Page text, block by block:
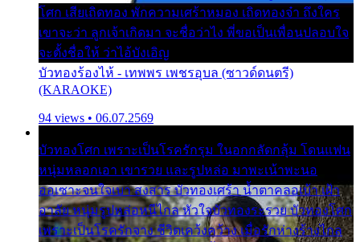
โศก เสียเถิดทอง พักความเศร้าหมอง เถิดทองจ๋า ถึงใคร
เขาจะว่า ลูกเจ้าเกิดมา จะชื่อว่าไง พี่ขอเป็นเพื่อนปลอบใจ
จะตั้งชื่อให้ ว่าไอ้บังเอิญ
บัวทองร้องไห้ - เทพพร เพชรอุบล (ซาวด์ดนตรี)
(KARAOKE)
94 views • 06.07.2569
บัวทองโศก เพราะเป็นโรครักรุม ในอกกลัดกลุ้ม โดนแฟน
หนุ่มหลอกเอา เขารวย และรูปหล่อ มาพะเน้าพะนอ
ออเซาะจนใจเบา สงสาร บัวทองเศร้า น้ำตาคลอเบ้า เฝ้า
อาลัย หนุ่มรูปหล่อหนีไกล หัวใจบัวทองระรวย บัวทองโศก
เพราะเป็นโรครักจาง ชีวิตเคว้งคว้าง เมื่อรักห่างร้างไกล